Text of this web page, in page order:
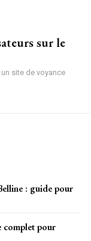
sur le
site de voyance
: guide pour
complet pour